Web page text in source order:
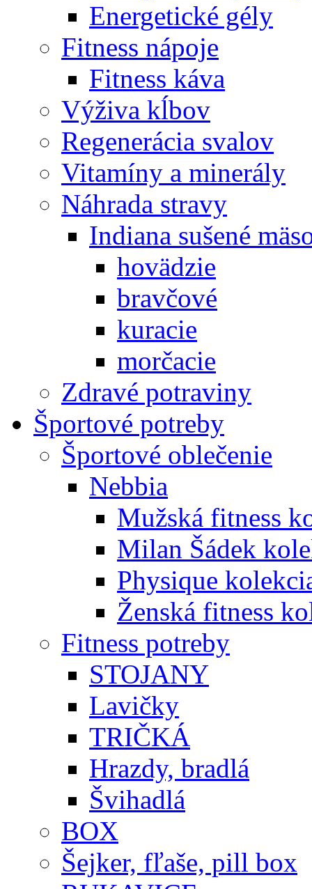
Energetické gély
Fitness nápoje
Fitness káva
Výživa kĺbov
Regenerácia svalov
Vitamíny a minerály
Náhrada stravy
Indiana sušené
hovädzie
bravčové
kuracie
morčacie
Zdravé potraviny
Športové potreby
Športové oblečenie
Nebbia
Mužská fitness
Milan Šádek
Physique
Ženská fitness
Fitness potreby
STOJANY
Lavičky
TRIČKÁ
Hrazdy, bradlá
Švihadlá
BOX
Šejker, fľaše, pill box